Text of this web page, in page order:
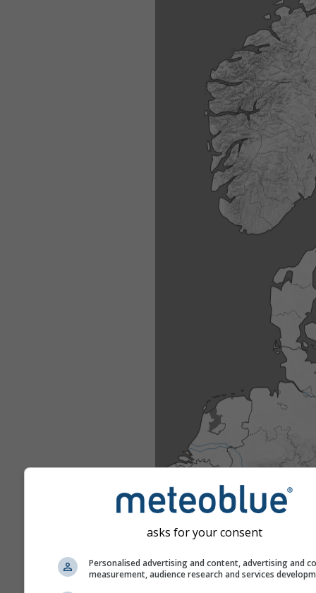
asks for your consent
Personalised advertising and content, advertising and
measurement, audience research and services